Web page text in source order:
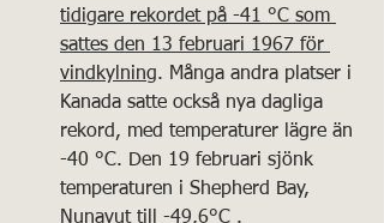
tidigare rekordet på -41 °C som
sattes den 13 februari 1967 för
vindkylning. Många andra platser i
Kanada satte också nya dagliga
rekord, med temperaturer lägre än
-40 °C. Den 19 februari sjönk
temperaturen i Shepherd Bay,
Nunavut till -49,6°C .